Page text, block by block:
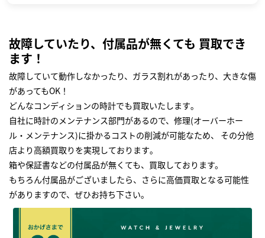
故障していたり、付属品が無くても 買取でき
ます！
故障していて動作しなかったり、ガラス割れがあったり、大きな傷
があってもOK！
どんなコンディションの時計でも買取いたします｡
自社に時計のメンテナンス部門があるので、修理(オーバーホー
ル・メンテナンス)に掛かるコストの削減が可能なため、 その分他
店より高額買取りを実現しております｡
箱や保証書などの付属品が無くても、買取しております。
もちろん付属品がございましたら、さらに高価買取となる可能性
がありますので、ぜひお持ち下さい｡